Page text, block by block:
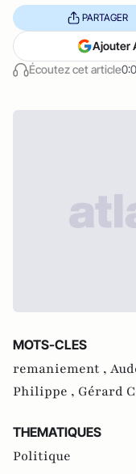
Écoutez cet article
PARTAGER
Ajouter
MOTS-CLES
remaniement ,
Philippe , Gérard
THEMATIQUES
Politique